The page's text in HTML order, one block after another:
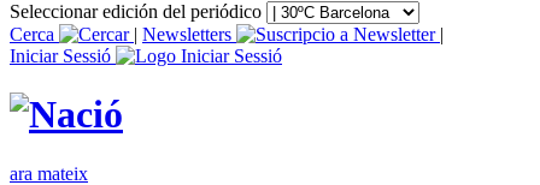
Seleccionar edición del periódico
Cerca
| Newsletters
|
Iniciar Sessió
ara mateix